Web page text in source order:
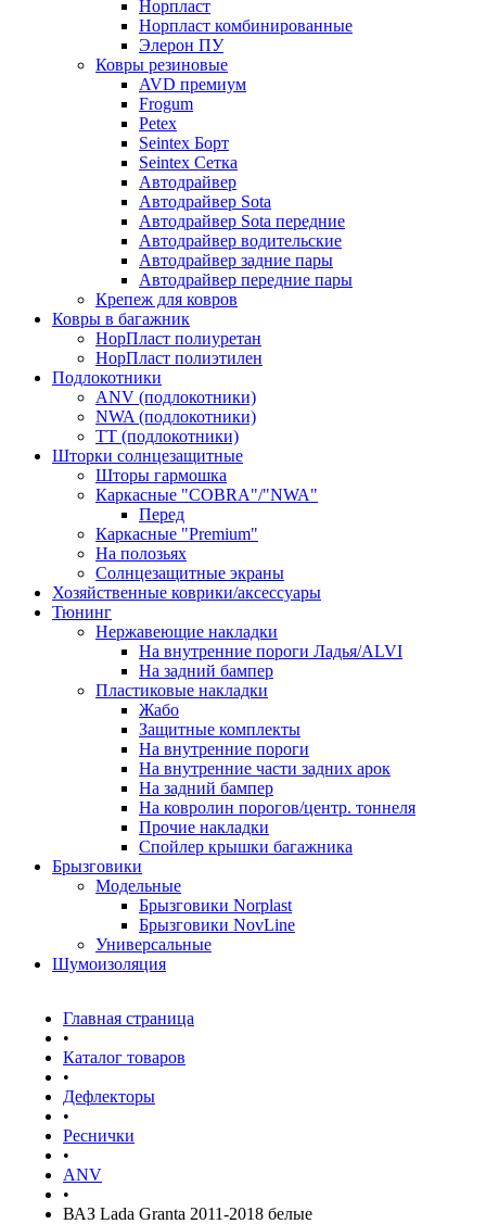
Норпласт
Норпласт комбинированные
Элерон ПУ
Ковры резиновые
AVD премиум
Frogum
Petex
Seintex Борт
Seintex Сетка
Автодрайвер
Автодрайвер Sota
Автодрайвер Sota передние
Автодрайвер водительские
Автодрайвер задние пары
Автодрайвер передние пары
Крепеж для ковров
Ковры в багажник
НорПласт полиуретан
НорПласт полиэтилен
Подлокотники
ANV (подлокотники)
NWA (подлокотники)
TT (подлокотники)
Шторки солнцезащитные
Шторы гармошка
Каркасные "COBRA"/"NWA"
Перед
Каркасные "Premium"
На полозьях
Солнцезащитные экраны
Хозяйственные коврики/аксессуары
Тюнинг
Нержавеющие накладки
На внутренние пороги Ладья/ALVI
На задний бампер
Пластиковые накладки
Жабо
Защитные комплекты
На внутренние пороги
На внутренние части задних арок
На задний бампер
На ковролин порогов/центр. тоннеля
Прочие накладки
Спойлер крышки багажника
Брызговики
Модельные
Брызговики Norplast
Брызговики NovLine
Универсальные
Шумоизоляция
Главная страница
•
Каталог товаров
•
Дефлекторы
•
Реснички
•
ANV
•
ВАЗ Lada Granta 2011-2018 белые